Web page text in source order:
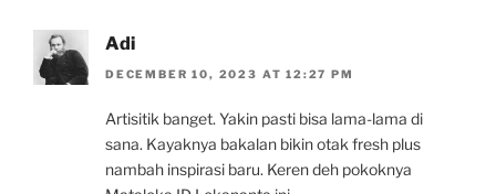
Adi
DECEMBER 10, 2023 AT 12:27 PM
Artisitik banget. Yakin pasti bisa lama-lama di
sana. Kayaknya bakalan bikin otak fresh plus
nambah inspirasi baru. Keren deh pokoknya